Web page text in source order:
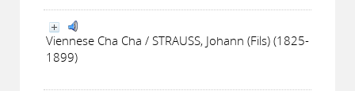
Viennese Cha Cha / STRAUSS, Johann (Fils) (1825-
1899)